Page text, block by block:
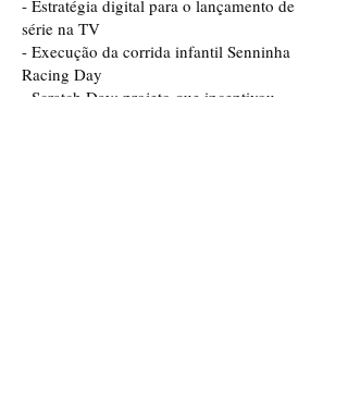
- Estratégia digital para o lançamento de
série na TV
- Execução da corrida infantil Senninha
Racing Day
- Scratch Day: projeto que incentivou